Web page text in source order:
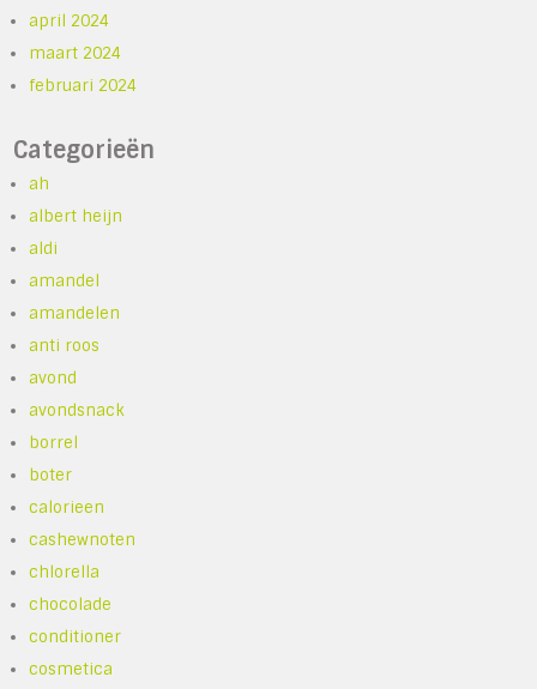
april 2024
maart 2024
februari 2024
Categorieën
ah
albert heijn
aldi
amandel
amandelen
anti roos
avond
avondsnack
borrel
boter
calorieen
cashewnoten
chlorella
chocolade
conditioner
cosmetica